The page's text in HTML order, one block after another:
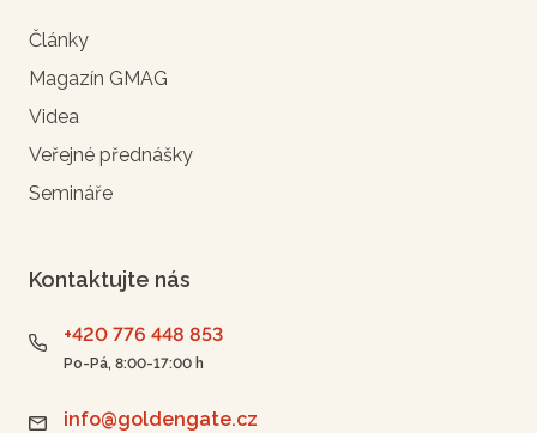
Články
Magazín GMAG
Videa
Veřejné přednášky
Semináře
Kontaktujte nás
+420 776 448 853
Po-Pá, 8:00-17:00 h
info@goldengate.cz